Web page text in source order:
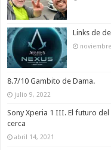
Links de
8.7/10 Gambito de Dama.
julio 9, 2022
Sony Xperia 1 III. El futuro
cerca
abril 14, 2021